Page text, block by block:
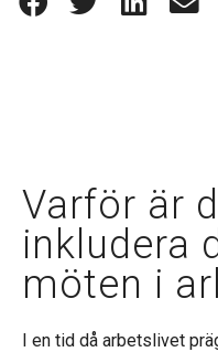
Varför är
inkludera
möten i
I en tid då arbetslivet